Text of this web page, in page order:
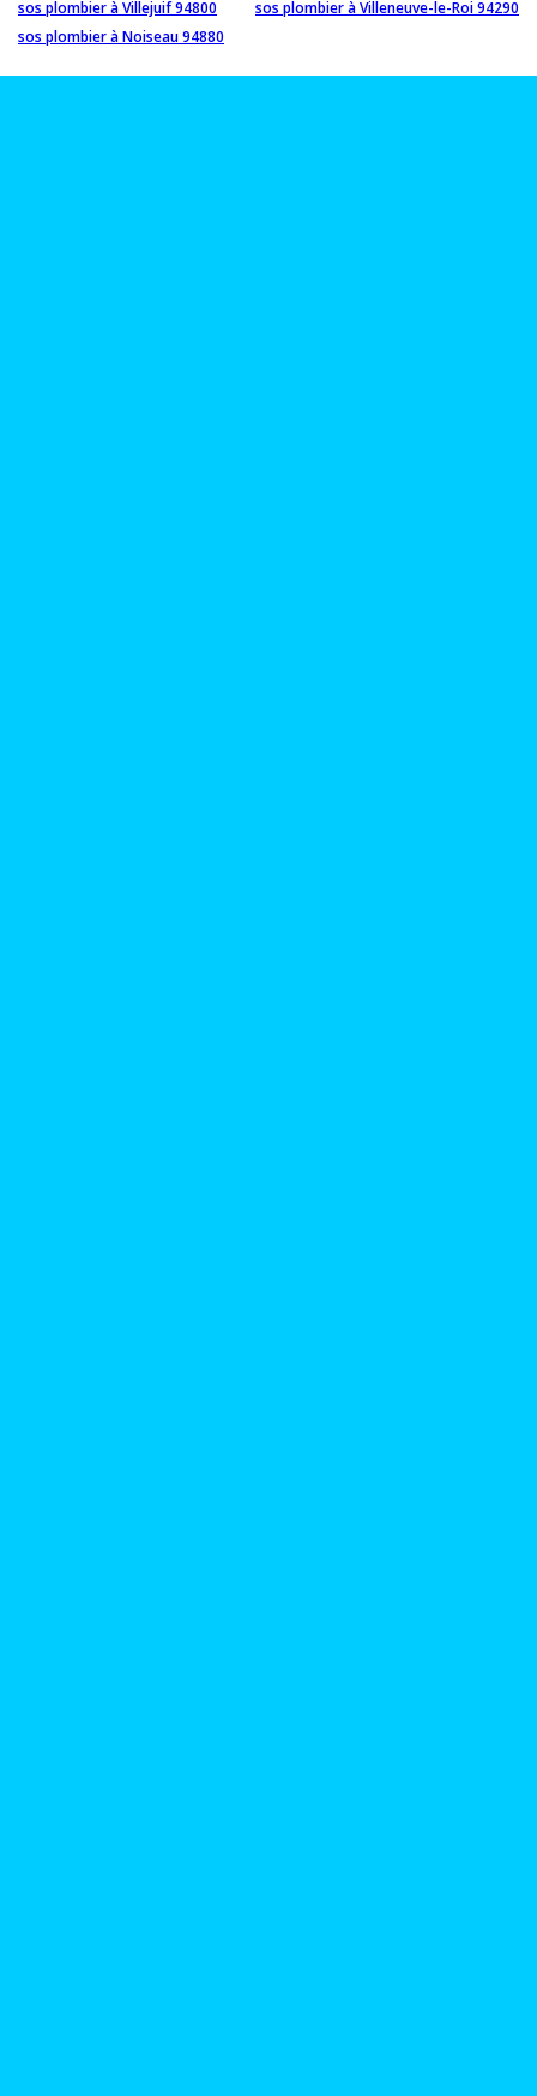
sos plombier à Villejuif 94800
sos plombier à Villeneuve-le-Roi 94290
sos plombier à Noiseau 94880